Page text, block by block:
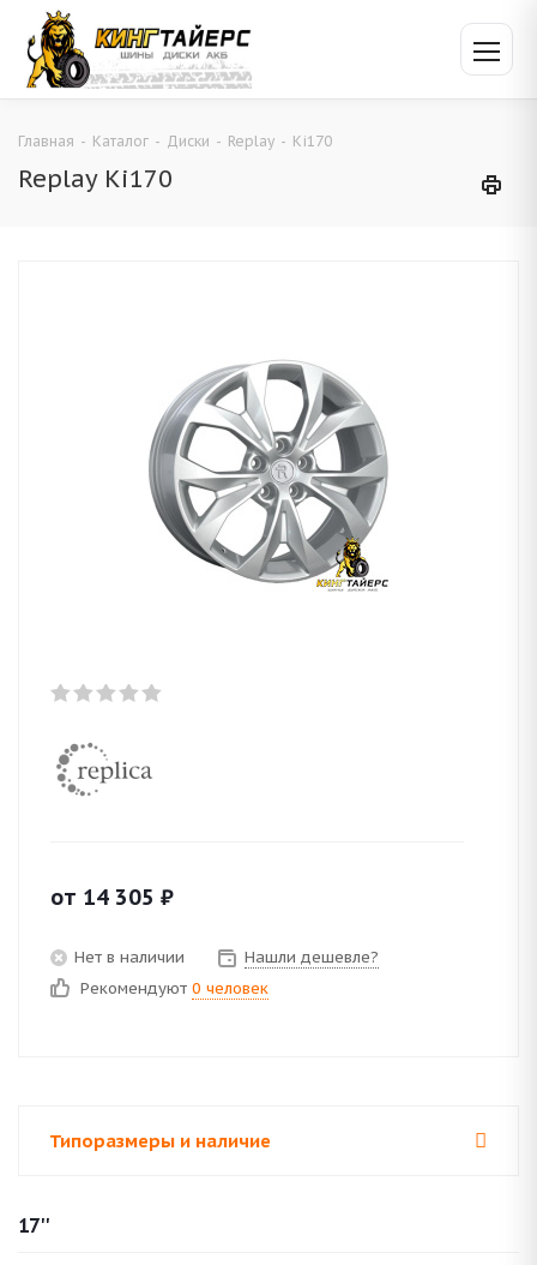
Главная - Каталог - Диски - Replay - Ki170
Replay Ki170
от 14 305 ₽
Нет в наличии
Нашли дешевле?
Рекомендуют 0 человек
Типоразмеры и наличие
17''